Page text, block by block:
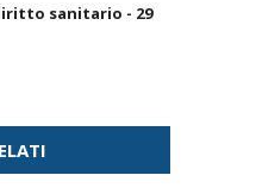
sanitario - 29